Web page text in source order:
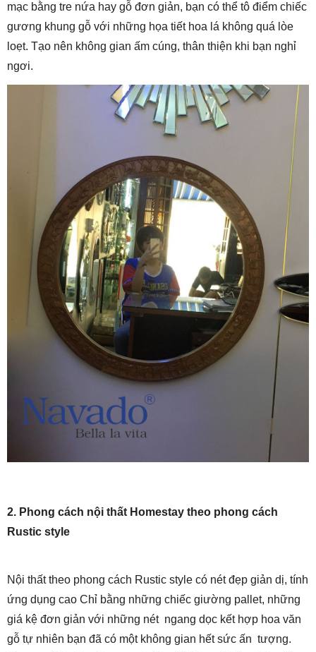
mạc bằng tre nứa hay gỗ đơn giản, bạn có thể tô điểm chiếc
gương khung gỗ với những họa tiết hoa lá không quá lòe
loẹt. Tạo nên không gian ấm cúng, thân thiện khi bạn nghỉ
ngơi.
2. Phong cách nội thất Homestay theo phong cách
Rustic style
Nội thất theo phong cách Rustic style có nét đẹp giản dị, tính
ứng dụng cao Chỉ bằng những chiếc giường pallet, những
giá kệ đơn giản với những nét ngang dọc kết hợp hoa văn
gỗ tự nhiên bạn đã có một không gian hết sức ấn tượng.